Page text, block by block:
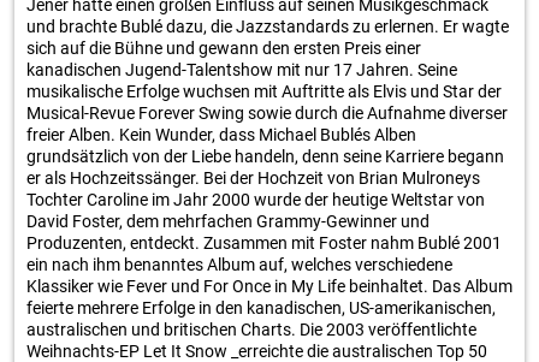
Jener hatte einen großen Einfluss auf seinen Musikgeschmack
und brachte Bublé dazu, die Jazzstandards zu erlernen. Er wagte
sich auf die Bühne und gewann den ersten Preis einer
kanadischen Jugend-Talentshow mit nur 17 Jahren. Seine
musikalische Erfolge wuchsen mit Auftritte als Elvis und Star der
Musical-Revue Forever Swing sowie durch die Aufnahme diverser
freier Alben. Kein Wunder, dass Michael Bublés Alben
grundsätzlich von der Liebe handeln, denn seine Karriere begann
er als Hochzeitssänger. Bei der Hochzeit von Brian Mulroneys
Tochter Caroline im Jahr 2000 wurde der heutige Weltstar von
David Foster, dem mehrfachen Grammy-Gewinner und
Produzenten, entdeckt. Zusammen mit Foster nahm Bublé 2001
ein nach ihm benanntes Album auf, welches verschiedene
Klassiker wie Fever und For Once in My Life beinhaltet. Das Album
feierte mehrere Erfolge in den kanadischen, US-amerikanischen,
australischen und britischen Charts. Die 2003 veröffentlichte
Weihnachts-EP Let It Snow _erreichte die australischen Top 50